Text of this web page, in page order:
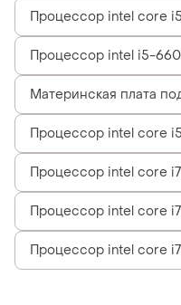
Процессор intel core
Процессор intel i5-
Материнская плата
Процессор intel core
Процессор intel core
Процессор intel core
Процессор intel core